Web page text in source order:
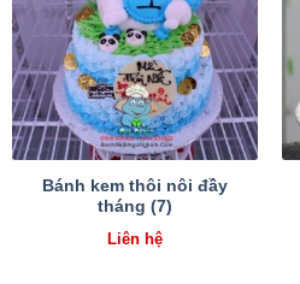
Bánh kem thôi nôi đầy
tháng (7)
Liên hệ